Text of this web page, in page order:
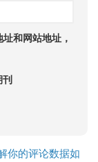
和网站地址，
你的评论数据如